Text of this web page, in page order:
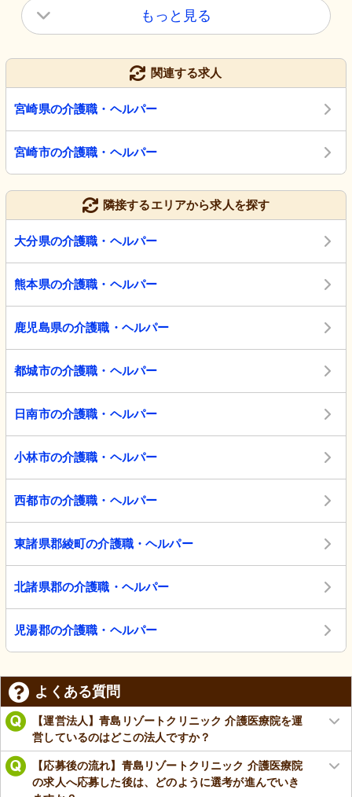
もっと見る
関連する求人
宮崎県の介護職・ヘルパー
宮崎市の介護職・ヘルパー
隣接するエリアから求人を探す
大分県の介護職・ヘルパー
熊本県の介護職・ヘルパー
鹿児島県の介護職・ヘルパー
都城市の介護職・ヘルパー
日南市の介護職・ヘルパー
小林市の介護職・ヘルパー
西都市の介護職・ヘルパー
東諸県郡綾町の介護職・ヘルパー
北諸県郡の介護職・ヘルパー
児湯郡の介護職・ヘルパー
よくある質問
【運営法人】青島リゾートクリニック 介護医療院を運
営しているのはどこの法人ですか？
【応募後の流れ】青島リゾートクリニック 介護医療院
の求人へ応募した後は、どのように選考が進んでいき